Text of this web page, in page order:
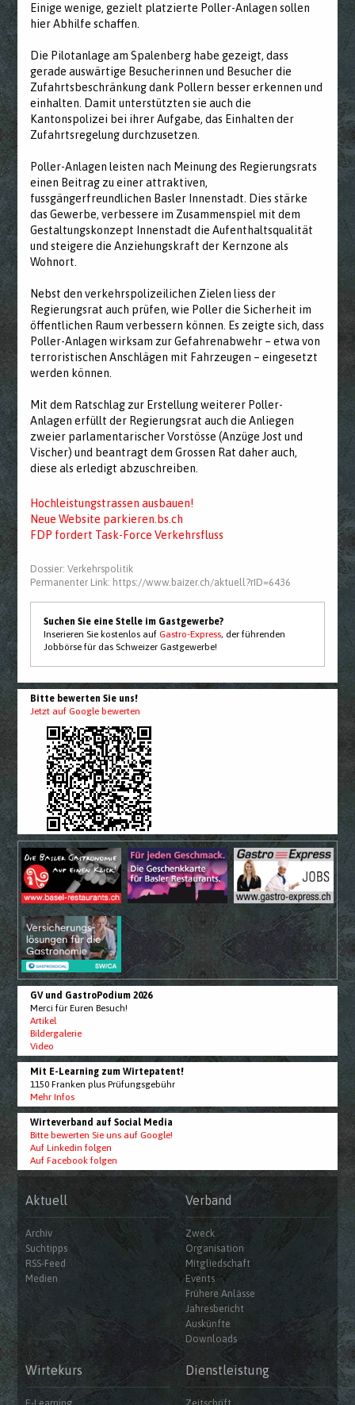
Einige wenige, gezielt platzierte Poller-Anlagen sollen
hier Abhilfe schaffen.
Die Pilotanlage am Spalenberg habe gezeigt, dass
gerade auswärtige Besucherinnen und Besucher die
Zufahrtsbeschränkung dank Pollern besser erkennen und
einhalten. Damit unterstützten sie auch die
Kantonspolizei bei ihrer Aufgabe, das Einhalten der
Zufahrtsregelung durchzusetzen.
Poller-Anlagen leisten nach Meinung des Regierungsrats
einen Beitrag zu einer attraktiven,
fussgängerfreundlichen Basler Innenstadt. Dies stärke
das Gewerbe, verbessere im Zusammenspiel mit dem
Gestaltungskonzept Innenstadt die Aufenthaltsqualität
und steigere die Anziehungskraft der Kernzone als
Wohnort.
Nebst den verkehrspolizeilichen Zielen liess der
Regierungsrat auch prüfen, wie Poller die Sicherheit im
öffentlichen Raum verbessern können. Es zeigte sich, dass
Poller-Anlagen wirksam zur Gefahrenabwehr – etwa von
terroristischen Anschlägen mit Fahrzeugen – eingesetzt
werden können.
Mit dem Ratschlag zur Erstellung weiterer Poller-
Anlagen erfüllt der Regierungsrat auch die Anliegen
zweier parlamentarischer Vorstösse (Anzüge Jost und
Vischer) und beantragt dem Grossen Rat daher auch,
diese als erledigt abzuschreiben.
Hochleistungstrassen ausbauen!
Neue Website parkieren.bs.ch
FDP fordert Task-Force Verkehrsfluss
Dossier:Verkehrspolitik
Permanenter Link: https://www.baizer.ch/aktuell?rID=6436
Suchen Sie eine Stelle im Gastgewerbe?
Inserieren Sie kostenlos aufGastro-Express, der führenden
Jobbörse für das Schweizer Gastgewerbe!
Bitte bewerten Sie uns!
Jetzt auf Google bewerten
GV und GastroPodium 2026
Merci für Euren Besuch!
Artikel
Bildergalerie
Video
Mit E-Learning zum Wirtepatent!
1150 Franken plus Prüfungsgebühr
Mehr Infos
Wirteverband auf Social Media
Bitte bewerten Sie uns auf Google!
Auf Linkedin folgen
Auf Facebook folgen
Aktuell
Archiv
Suchtipps
RSS-Feed
Medien
Verband
Zweck
Organisation
Mitgliedschaft
Events
Frühere Anlässe
Jahresbericht
Auskünfte
Downloads
Wirtekurs Dienstleistung